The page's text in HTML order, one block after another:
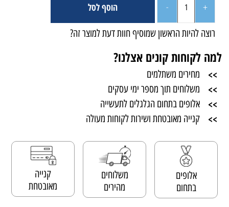
הוסף לסל
רוצה להיות הראשון שמוסיף חוות דעת למוצר זה?
למה לקוחות קונים אצלנו?
>> מחירים משתלמים
>> משלוחים תוך מספר ימי עסקים
>> אלופים בתחום הגלגלים לתעשייה
>> קנייה מאובטחת ושירות לקוחות מעולה
אלופים
בתחום
משלוחים
מהירים
קנייה
מאובטחת